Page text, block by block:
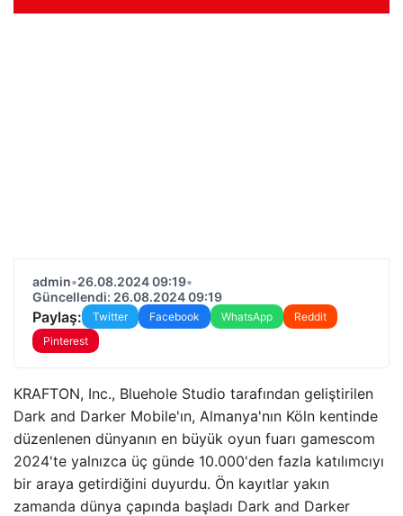
admin•26.08.2024 09:19•
Güncellendi: 26.08.2024 09:19
Paylaş: Twitter Facebook WhatsApp
Reddit
Pinterest
KRAFTON, Inc., Bluehole Studio tarafından geliştirilen
Dark and Darker Mobile'ın, Almanya'nın Köln kentinde
düzenlenen dünyanın en büyük oyun fuarı gamescom
2024'te yalnızca üç günde 10.000'den fazla katılımcıyı
bir araya getirdiğini duyurdu. Ön kayıtlar yakın
zamanda dünya çapında başladı Dark and Darker